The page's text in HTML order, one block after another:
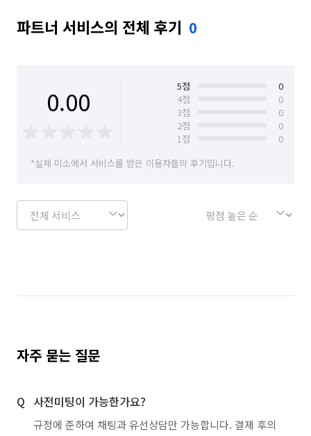
파트너 서비스의 전체 후기 0
0.00 5점
0
4점
0
3점
0
2점
0
1점
0
*실제 미소에서 서비스를 받은 이용자들의 후기입니다.
자주 묻는 질문
사전미팅이 가능한가요?
규정에 준하여 채팅과 유선상담만 가능합니다. 결제 후의